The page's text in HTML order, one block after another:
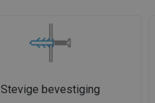
Stevige bevestiging